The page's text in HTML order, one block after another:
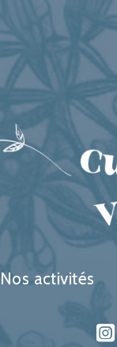
Nos activités